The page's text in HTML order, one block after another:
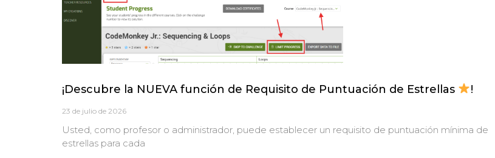
¡Descubre la NUEVA función de Requisito de Puntuación de Estrellas !
23 de julio de 2026
Usted, como profesor o administrador, puede establecer un requisito de puntuación mínima de
estrellas para cada